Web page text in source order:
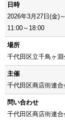
日時
2026年3月27日(金)
11:00～18:00
場所
千代田区立千鳥ヶ淵
主催
千代田区商店街連合
問い合わせ
千代田区商店街連合